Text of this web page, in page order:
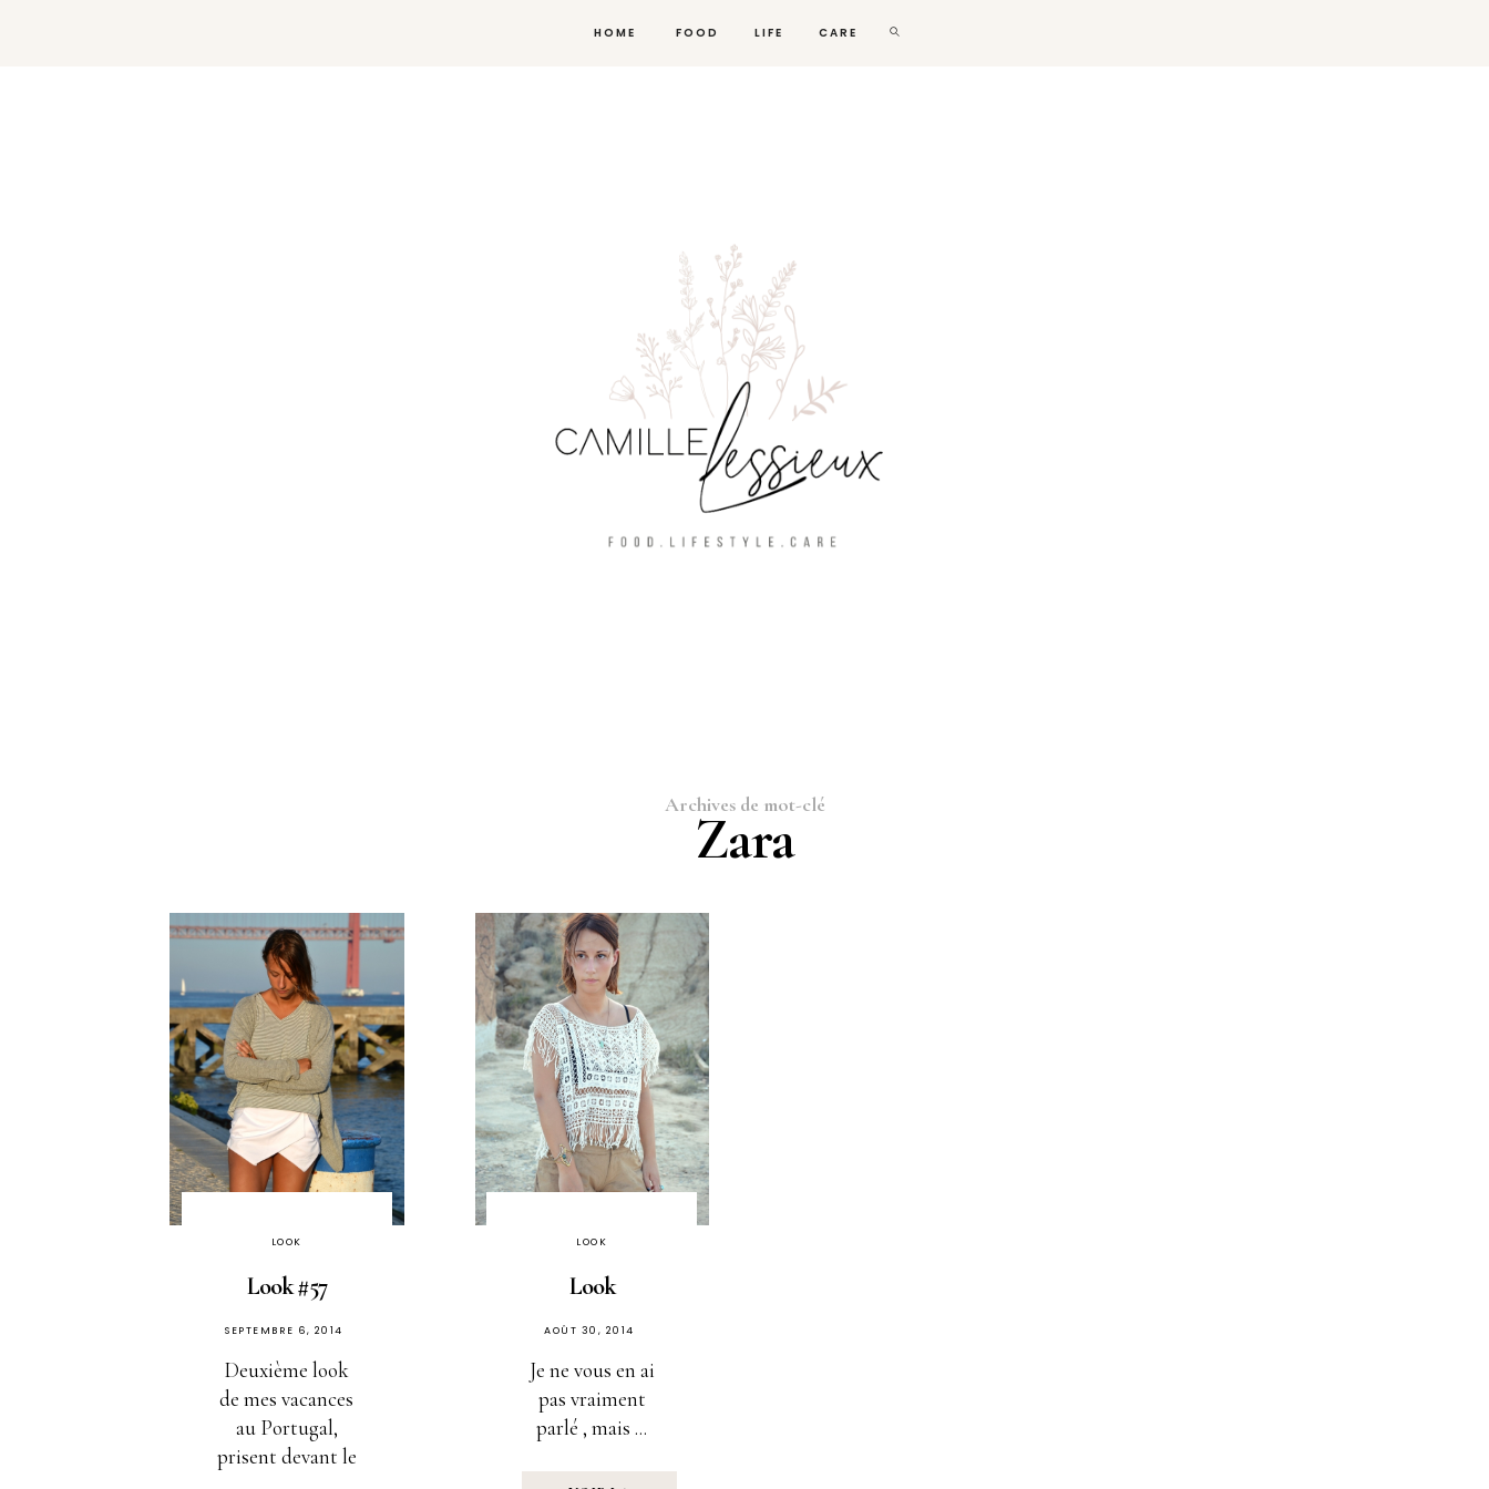
HOME FOOD LIFE CARE
Archives de mot-clé
Zara
LOOK
Look #57
PUBLIÉ
SEPTEMBRE 6, 2014
Deuxième look
de mes vacances
au Portugal,
prisent devant le
LOOK
Look
PUBLIÉ
AOÛT 30, 2014
Je ne vous en ai
pas vraiment
parlé , mais ...